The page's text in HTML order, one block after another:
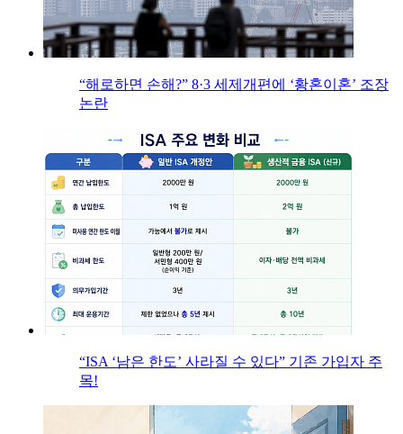
“해로하면 손해?” 8·3 세제개편에 ‘황혼이혼’ 조장
논란
“ISA ‘남은 한도’ 사라질 수 있다” 기존 가입자 주
목!